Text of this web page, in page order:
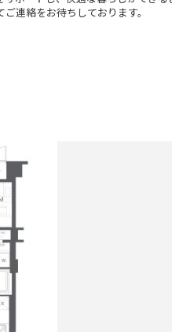
連絡をお待ちしております。